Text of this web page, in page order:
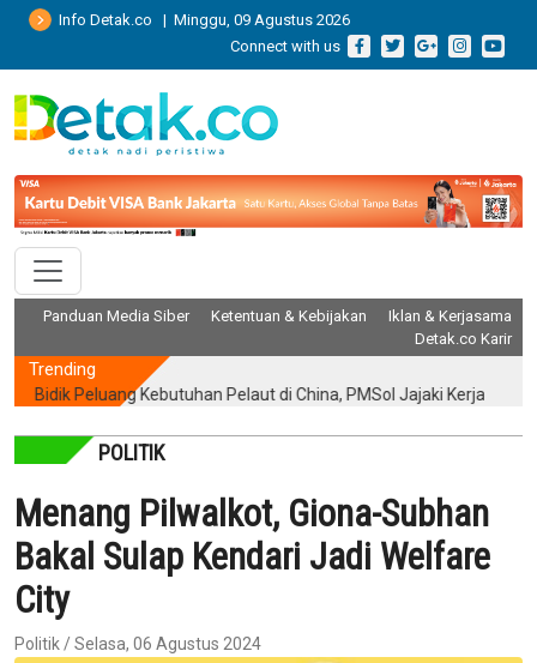
Info Detak.co | Minggu, 09 Agustus 2026
Connect with us
Panduan Media Siber Ketentuan & Kebijakan
Iklan & Kerjasama
Detak.co Karir
Trending
Peluang Kebutuhan Pelaut di China, PMSol Jajaki Kerja Sama
POLITIK
Menang Pilwalkot, Giona-Subhan
Bakal Sulap Kendari Jadi Welfare
City
Politik / Selasa, 06 Agustus 2024